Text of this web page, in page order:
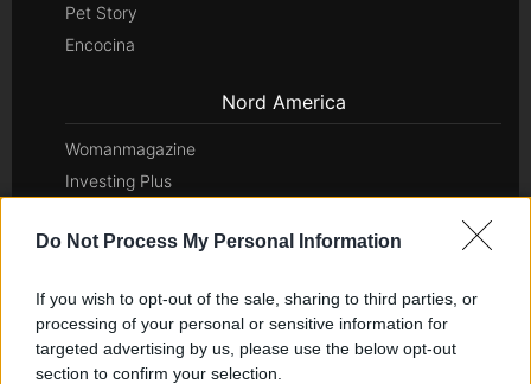
Do Not Process My Personal Information
If you wish to opt-out of the sale, sharing to third parties, or
processing of your personal or sensitive information for
targeted advertising by us, please use the below opt-out
section to confirm your selection.
Pet Story
Encocina
Nord America
Womanmagazine
Investing Plus
Newz US
Newz Texas
Newz Florida
Newz New York